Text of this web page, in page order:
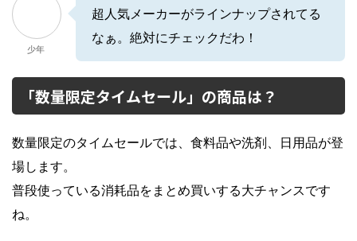
少年
超人気メーカーがラインナップされてる
なぁ。絶対にチェックだわ！
「数量限定タイムセール」の商品は？
数量限定のタイムセールでは、食料品や洗剤、日用品が登
場します。
普段使っている消耗品をまとめ買いする大チャンスです
ね。